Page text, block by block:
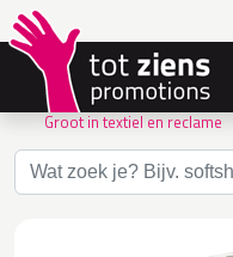
Groot in textiel en reclame